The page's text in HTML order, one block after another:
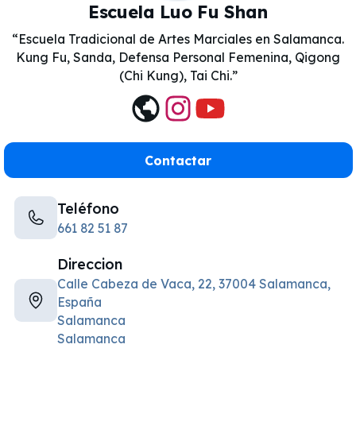
Escuela Luo Fu Shan
Escuela Tradicional de Artes Marciales en Salamanca.
Kung Fu, Sanda, Defensa Personal Femenina, Qigong
(Chi Kung), Tai Chi.
Contactar
Teléfono
661 82 51 87
Direccion
Calle Cabeza de Vaca, 22, 37004 Salamanca,
España
Salamanca
Salamanca